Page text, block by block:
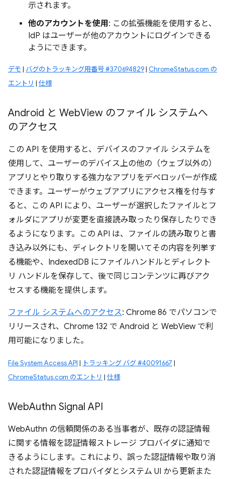
示されます。
他のアカウントを使用: この拡張機能を使用すると、
IdP はユーザーが他のアカウントにログインできる
ようにできます。
デモ | バグのトラッキング用番号 #370694829| ChromeStatus.com の
エントリ | 仕様
Android と WebView のファイル システムへ
のアクセス
この API を使用すると、デバイスのファイル システムを
使用して、ユーザーのデバイス上の他の（ウェブ以外の）
アプリとやり取りする強力なアプリをデベロッパーが作成
できます。ユーザーがウェブアプリにアクセス権を付与す
ると、この API により、ユーザーが選択したファイルとフ
ォルダにアプリが変更を直接読み取ったり保存したりでき
るようになります。この API は、ファイルの読み取りと書
き込み以外にも、ディレクトリを開いてその内容を列挙す
る機能や、IndexedDB にファイルハンドルとディレクト
リ ハンドルを保存して、後で同じコンテンツに再びアク
セスする機能を提供します。
ファイル システムへのアクセス: Chrome 86 でパソコンで
リリースされ、Chrome 132 で Android と WebView で利
用可能になりました。
File System Access API | トラッキング バグ #40091667 |
ChromeStatus.com のエントリ | 仕様
WebAuthn Signal API
WebAuthn の信頼関係のある当事者が、既存の認証情報
に関する情報を認証情報ストレージ プロバイダに通知で
きるようにします。これにより、誤った認証情報や取り消
された認証情報をプロバイダとシステム UI から更新また